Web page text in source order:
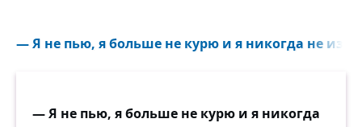
— Я не пью, я больше не курю и я никогда не
— Я не пью, я больше не курю и я никогда